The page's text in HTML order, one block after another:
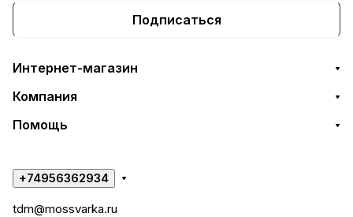
Подписаться
Интернет-магазин
Компания
Помощь
+74956362934
tdm@mossvarka.ru